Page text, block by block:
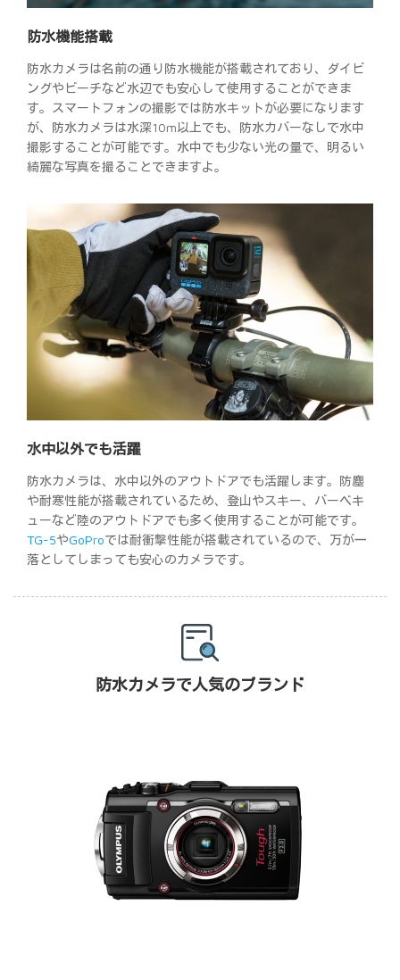
防水機能搭載
防水カメラは名前の通り防水機能が搭載されており、ダイビ
ングやビーチなど水辺でも安心して使用することができま
す。スマートフォンの撮影では防水キットが必要になります
が、防水カメラは水深10m以上でも、防水カバーなしで水中
撮影することが可能です。水中でも少ない光の量で、明るい
綺麗な写真を撮ることできますよ。
水中以外でも活躍
防水カメラは、水中以外のアウトドアでも活躍します。防塵
や耐寒性能が搭載されているため、登山やスキー、バーベキ
ューなど陸のアウトドアでも多く使用することが可能です。
TG-5やGoProでは耐衝撃性能が搭載されているので、万が一
落としてしまっても安心のカメラです。
防水カメラで人気のブランド